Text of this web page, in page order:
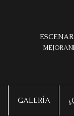
GALERÍA